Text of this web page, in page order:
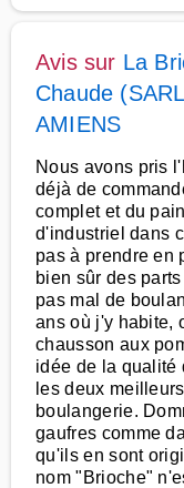
Avis sur La
Chaude
AMIENS
Nous avons pris
déjà de
complet et du
d'industriel dans
pas à prendre en
bien sûr des
pas mal de
ans où j'y habite,
chausson aux
idée de la qualité
les deux
boulangerie.
gaufres comme
qu'ils en sont
nom "Brioche"